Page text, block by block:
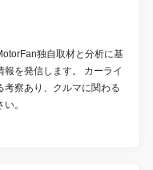
独自取材と分析に基
を発信します。 カーライ
考察あり、クルマに関わる
。